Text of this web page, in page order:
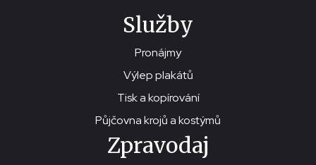
Služby
Pronájmy
Výlep plakátů
Tisk a kopírování
Půjčovna krojů a kostýmů
Zpravodaj